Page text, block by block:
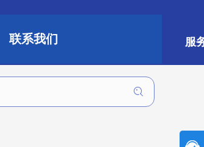
服
联系我们